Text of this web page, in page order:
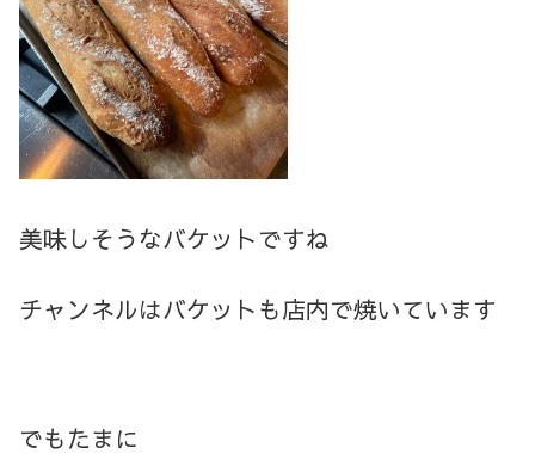
美味しそうなバケットですね
チャンネルはバケットも店内で焼いています
でもたまに